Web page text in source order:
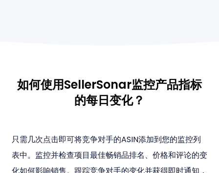
如何使用SellerSonar监控产品指标
的每日变化？
只需几次点击即可将竞争对手的ASIN添加到您的监控列
表中。监控并检查项目最佳畅销品排名、价格和评论的变